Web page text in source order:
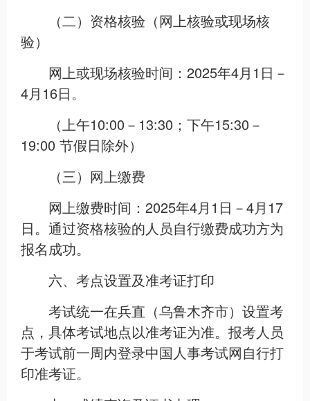
（二）资格核验（网上核验或现场核
验）
网上或现场核验时间：2025年4月1日－
4月16日。
（上午10:00－13:30；下午15:30－
19:00 节假日除外）
（三）网上缴费
网上缴费时间：2025年4月1日－4月17
日。通过资格核验的人员自行缴费成功方为
报名成功。
六、考点设置及准考证打印
考试统一在兵直（乌鲁木齐市）设置考
点，具体考试地点以准考证为准。报考人员
于考试前一周内登录中国人事考试网自行打
印准考证。